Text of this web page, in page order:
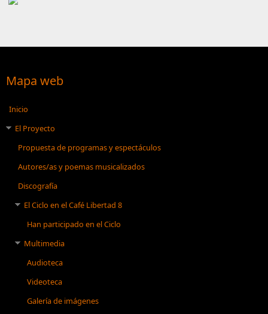
Mapa web
Inicio
El Proyecto
Propuesta de programas y espectáculos
Autores/as y poemas musicalizados
Discografía
El Ciclo en el Café Libertad 8
Han participado en el Ciclo
Multimedia
Audioteca
Videoteca
Galería de imágenes